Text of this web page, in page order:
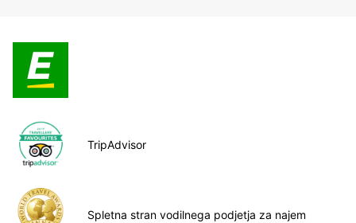
TripAdvisor
Spletna stran vodilnega podjetja za najem